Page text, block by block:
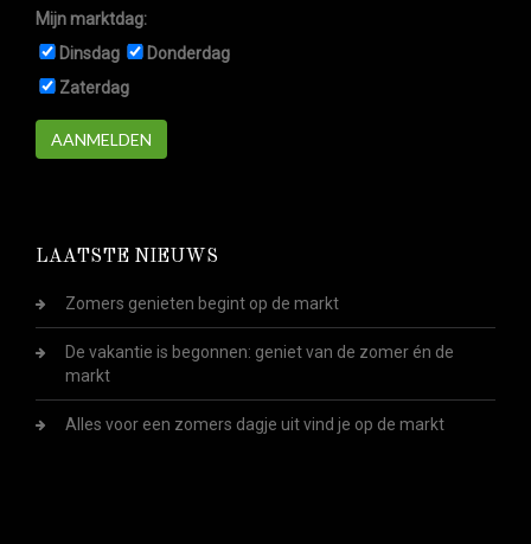
Mijn marktdag:
Dinsdag
Donderdag
Zaterdag
AANMELDEN
LAATSTE NIEUWS
Zomers genieten begint op de markt
De vakantie is begonnen: geniet van de zomer én de
markt
Alles voor een zomers dagje uit vind je op de markt